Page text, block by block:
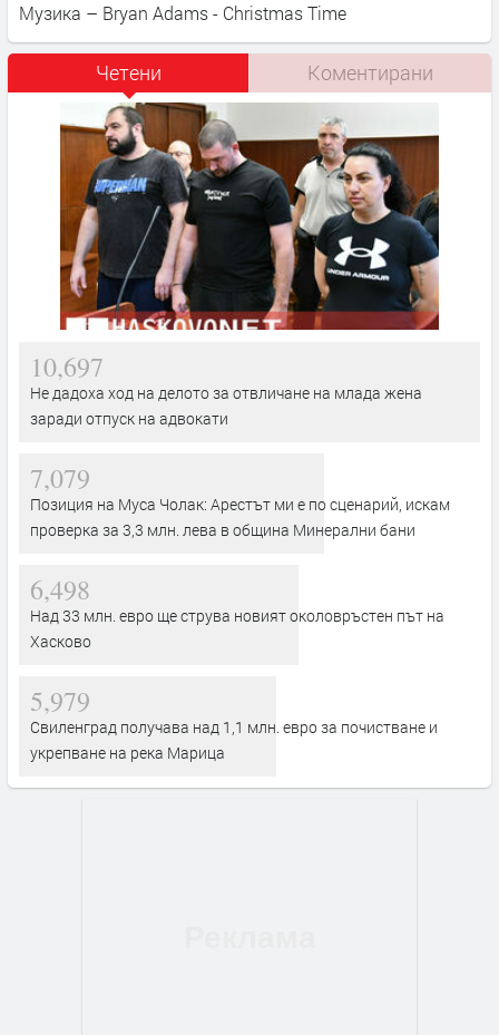
Музика – Bryan Adams - Christmas Time
Четени Коментирани
10,697
Не дадоха ход на делото за отвличане на млада жена
заради отпуск на адвокати
7,079
Позиция на Муса Чолак: Арестът ми е по сценарий, искам
проверка за 3,3 млн. лева в община Минерални бани
6,498
Над 33 млн. евро ще струва новият околовръстен път на
Хасково
5,979
Свиленград получава над 1,1 млн. евро за почистване и
укрепване на река Марица